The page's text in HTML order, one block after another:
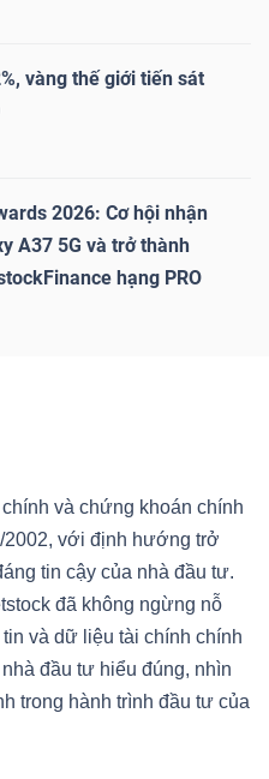
vàng thế giới tiến sát
2026: Cơ hội nhận
A37 5G và trở thành
hạng PRO
và chứng khoán chính
2002, với định hướng trở
tin cậy của nhà đầu tư.
đã không ngừng nỗ
và dữ liệu tài chính chính
đầu tư hiểu đúng, nhìn
trong hành trình đầu tư của